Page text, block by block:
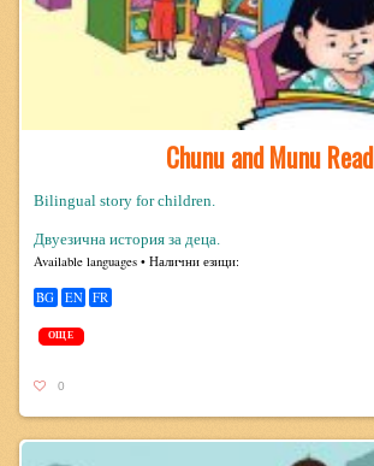
Chunu and Munu Read
Bilingual story for children.
Двуезична история за деца.
Avail­able lan­guages • Налични езици:
BG EN FR
ОЩЕ
0